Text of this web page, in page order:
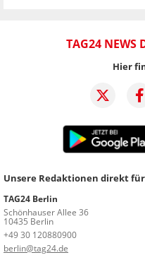
TAG24
Hier
Unsere Redaktionen direkt
TAG24 Berlin
Schönhauser Allee 36
10435 Berlin
+49 30 120880900
berlin@tag24.de